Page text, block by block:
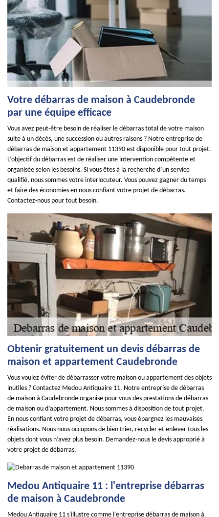
Votre débarras de maison à Caudebronde
par une équipe efficace
Vous avez peut-être besoin de réaliser le débarras total de votre maison
suite à un décès, une succession ou autres raisons ? Notre entreprise de
débarras de maison et appartement 11390 est disponible pour tout projet.
L’objectif du débarras est de réaliser une intervention compétente et
organisée selon les besoins. Si vous êtes à la recherche d’un service
qualifié, nous sommes votre interlocuteur. Vous pouvez gagner du temps
et faire des économies en nous confiant votre projet de débarras.
Contactez-nous pour tout besoin.
Obtenir gratuitement un devis débarras de
maison et appartement Caudebronde
Vous voulez éviter de débarrasser votre maison ou appartement des objets
inutiles ? Contactez Medou Antiquaire 11. Notre entreprise de débarras
de maison à Caudebronde organise pour vous des prestations de débarras
de maison ou d’appartement. Nous sommes à disposition de tout projet.
En nous confiant votre projet de débarras, vous épargnez les mauvaises
réalisations. Nous nous occupons de bien trier, recycler et enlever tous les
objets dont vous n’avez plus besoin. Demandez-nous le devis approprié à
votre projet de débarras.
Medou Antiquaire 11 : l'entreprise débarras
de maison à Caudebronde
Medou Antiquaire 11 s'illustre comme l'entreprise débarras de maison à